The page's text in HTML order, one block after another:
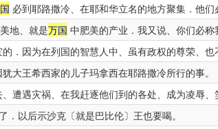
必到耶路撒冷、在耶和华立名的地方聚集．他们
地、就是万国 中肥美的产业．我又说、你们必称
．因为在列国的智慧人中、虽有政权的尊荣、也
大王希西家的儿子玛拿西在耶路撒冷所行的事。
遭遇灾祸、在我赶逐他们到的各处、成为凌辱、
．以后示沙克〔就是巴比伦〕王也要喝。